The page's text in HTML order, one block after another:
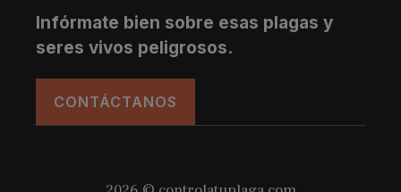
Infórmate bien sobre esas plagas y
seres vivos peligrosos.
CONTÁCTANOS